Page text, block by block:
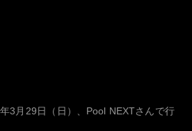
3月29日（日）、Pool NEXTさんで行